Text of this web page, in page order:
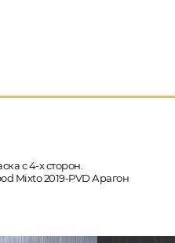
с 4-х сторон.
Mixto 2019-PVD Арагон